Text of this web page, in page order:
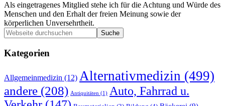
Als eingetragenes Mitglied stehe ich für die Achtung und Würde des
Menschen und den Erhalt der freien Meinung sowie der
körperlichen Unversehrtheit.
Seitenspalte
Webseite
durchsuchen
Kategorien
Allgemeinmedizin (12) Alternativmedizin (499)
andere (208) Antiquitäten (1) Auto, Fahrrad u.